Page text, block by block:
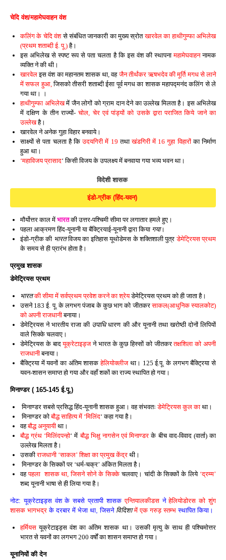
चेदि वंश/महामेघवाहन वंश
कलिंग के चेदि वंशसे संबंधित जानकारी का मुख्य स्रोतखारवेल का हाथीगुम्फा अभिलेख
(प्रथम शताब्दी ई. पू.)है।
इस अभिलेख से स्पष्ट रूप से पता चलता है कि इस वंश की स्थापनामहामेघवाहननामक
व्यक्ति ने की थी।
खारवेलइस वंश का महानतम शासक था, वहजैन तीर्थंकर ऋषभदेव की मूर्ति मगध से लाने
में सफल हुआ, जिसको तीसरी शताब्दी ईसा पूर्व मगध का शासक महापद्मनंद कलिंग से ले
गया था। ।
हाथीगुम्फा अभिलेखमें जैन लोगों को ग्राम दान देने का उल्लेख मिलता है। इस अभिलेख
में दक्षिण के तीन राज्यों-चोल, चेर एवं पांड्यों को उसके द्वारा पराजित किये जाने का
उल्लेखहै।
खारवेल ने अनेक गुहा विहार बनवाये।
साक्ष्यों से पता चलता है किउदयगिरी में 19 तथाखंडगिरी में 16 गुहा विहारोंका निर्माण
हुआ था।
‘महाविजय प्रासाद‘ किसी विजय के उपलक्ष्य में बनवाया गया भव्य भवन था।
विदेशी शासक
इंडो-ग्रीक (हिंद-यवन)
मौर्योत्तर काल में भारतकी उत्तर-पश्चिमी सीमा पर लगातार हमले हुए।
पहला आक्रमण हिंद-यूनानी या बैक्ट्रियाई-यूनानी द्वारा किया गया।
इंडो-ग्रीक की भारतविजय का इतिहास यूथोडेमस के शक्तिशाली पुत्रडेमेट्रियस प्रथम
के समय से ही प्रारंभ होता है।
प्रमुख शासक
डेमेट्रियस प्रथम
भारतकी सीमा में सर्वप्रथम प्रवेश करने का श्रेयडेमेट्रियस प्रथम को ही जाता है।
उसने 183 ई. पू. के लगभग पंजाब के कुछ भाग को जीतकरसाकल(आधुनिक स्यालकोट)
को अपनी राजधानीबनाया।
डेमेट्रियस ने भारतीय राजा की उपाधिधारण की और यूनानी तथा खरोष्ठी दोनों लिपियों
वाले सिक्के चलवाए।
डेमेट्रियस के बादयूक्रेटाइड्जने भारत के कुछ हिस्सों को जीतकरतक्षशिला को अपनी
राजधानीबनाया।
बैक्ट्रिया में यवनों का अंतिम शासक हेलियोक्लीजथा। 125 ई.पू. के लगभग बैक्ट्रिया से
यवन-शासन समाप्त हो गया और वहाँ शकों का राज्य स्थापित हो गया।
मिनाण्डर ( 165-145 ई.पू.)
मिनाण्डर सबसे प्रसिद्ध हिंद-यूनानी शासक हुआ। वह संभवतः डेमेट्रियस कुल का था।
मिनाण्डर कोबौद्ध साहित्य में ‘मिलिंद‘ कहा गया है।
वहबौद्ध अनुयायी था।
बौद्ध ग्रंथ ‘मिलिंदपन्हो‘ मेंबौद्ध भिक्षु नागसेन एवं मिनाण्डर के बीच वाद-विवाद (वार्ता) का
उल्लेख मिलता है।
उसकीराजधानी ‘साकल’ शिक्षा का प्रमुख केंद्र थी।
मिनाण्डर के सिक्कों पर ‘धर्म-चक्र’ अंकित मिलता है।
वहपहला शासक था, जिसने सोने के सिक्केचलवाए। चांदी के सिक्कों के लिये ‘द्रम्म’
शब्द यूनानी भाषा से ही लिया गया है।
नोट: यूक्रेटाइड्स वंश के सबसे प्रतापी शासकएन्तियालकीडसनेहेलियोडोरस को शुंग
शासक भागभद्र के दरबार में भेजा था, जिसने विदिशामें एक गरुड़ स्तम्भ स्थापित किया।
हर्मियस यूक्रेटाइड्स वंश का अंतिम शासक था। उसकी मृत्यु के साथ ही पश्चिमोत्तर
भारत से यवनों का लगभग 200 वर्षों का शासन समाप्त हो गया।
यूनानियों की देन